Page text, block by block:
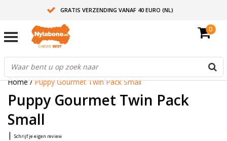
GRATIS VERZENDING VANAF 40 EURO (NL)
0
Home/Puppy Gourmet Twin Pack Small
Puppy Gourmet Twin Pack
Small
| Schrijf je eigen review